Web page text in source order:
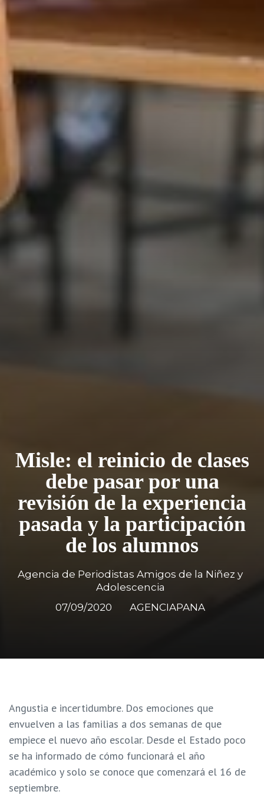
Misle: el reinicio de clases
debe pasar por una
revisión de la experiencia
pasada y la participación
de los alumnos
Agencia de Periodistas Amigos de la Niñez y
Adolescencia
07/09/2020 AGENCIAPANA
Angustia e incertidumbre. Dos emociones que
envuelven a las familias a dos semanas de que
empiece el nuevo año escolar. Desde el Estado poco
se ha informado de cómo funcionará el año
académico y solo se conoce que comenzará el 16 de
septiembre.